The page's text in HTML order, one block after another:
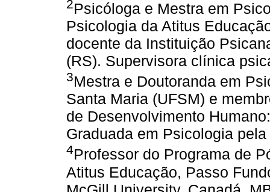
2Psicóloga e Mestra em
Psicologia da Atitus
docente da Instituição
(RS). Supervisora clínica
3Mestra e Doutoranda em
Santa Maria (UFSM) e
de Desenvolvimento
Graduada em Psicologia
4Professor do Programa de
Atitus Educação, Passo